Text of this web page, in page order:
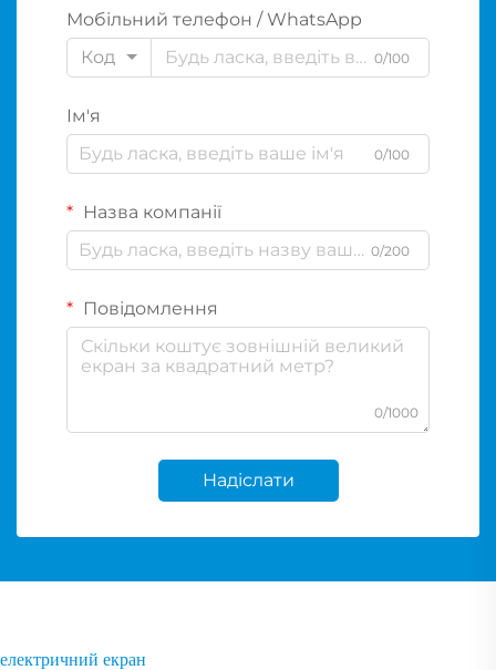
Мобільний телефон / WhatsApp
Код
0/100
Ім'я
0/100
Назва компанії
0/200
Повідомлення
0/1000
Надіслати
електричний екран